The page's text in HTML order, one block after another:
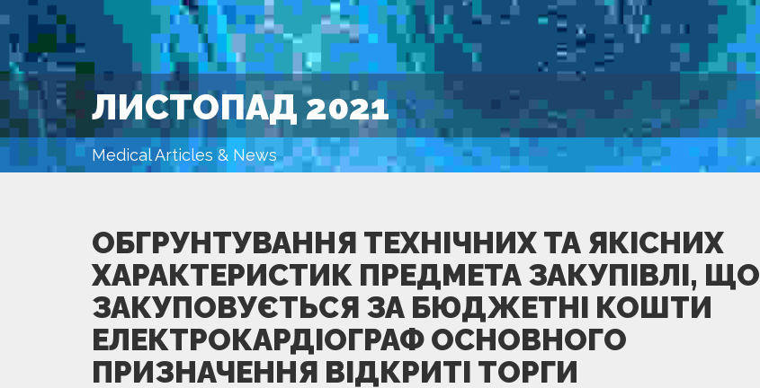
ЛИСТОПАД 2021
Medical Articles & News
ОБГРУНТУВАННЯ ТЕХНІЧНИХ ТА ЯКІСНИХ
ХАРАКТЕРИСТИК ПРЕДМЕТА ЗАКУПІВЛІ, ЩО
ЗАКУПОВУЄТЬСЯ ЗА БЮДЖЕТНІ КОШТИ
ЕЛЕКТРОКАРДІОГРАФ ОСНОВНОГО
ПРИЗНАЧЕННЯ ВІДКРИТІ ТОРГИ